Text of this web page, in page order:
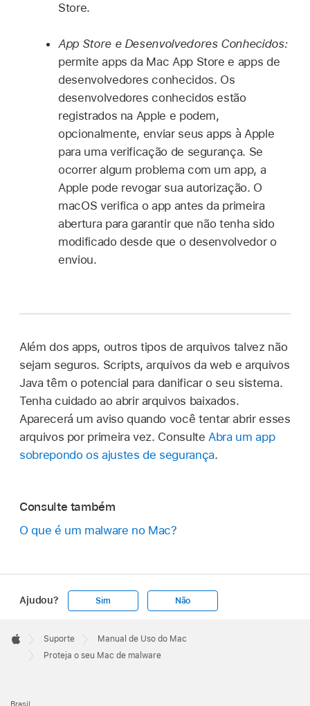
Store.
App Store e Desenvolvedores Conhecidos:
permite apps da Mac App Store e apps de
desenvolvedores conhecidos. Os
desenvolvedores conhecidos estão
registrados na Apple e podem,
opcionalmente, enviar seus apps à Apple
para uma verificação de segurança. Se
ocorrer algum problema com um app, a
Apple pode revogar sua autorização. O
macOS verifica o app antes da primeira
abertura para garantir que não tenha sido
modificado desde que o desenvolvedor o
enviou.
Além dos apps, outros tipos de arquivos talvez não
sejam seguros. Scripts, arquivos da web e arquivos
Java têm o potencial para danificar o seu sistema.
Tenha cuidado ao abrir arquivos baixados.
Aparecerá um aviso quando você tentar abrir esses
arquivos por primeira vez. ConsulteAbra um app
sobrepondo os ajustes de segurança.
Consulte também
O que é um malware no Mac?
Ajudou? Sim Não
Footer

Apple
Suporte
Manual de Uso do Mac
Proteja o seu Mac de malware
Brasil